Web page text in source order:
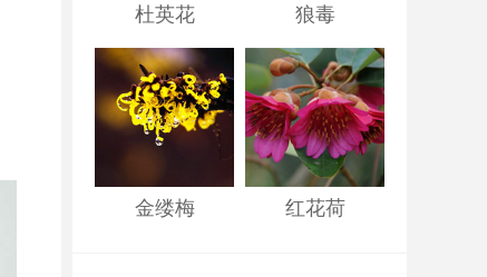
杜英花 狼毒
金缕梅 红花荷